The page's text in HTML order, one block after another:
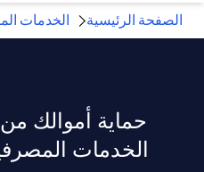
الصفحة الرئيسية الخدمات
حماية أموالك
الخدمات